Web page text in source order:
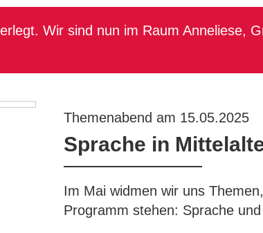
Wir sind nun im Raum Anneliese,
Themenabend am 15.05.2025
Sprache in
Im Mai widmen wir uns
Programm stehen: Sprache